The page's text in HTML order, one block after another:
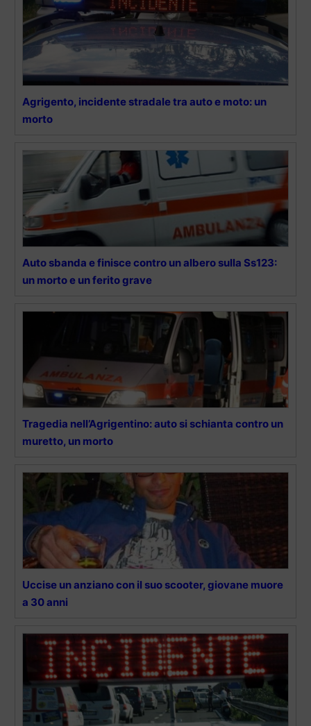
Agrigento, incidente stradale tra auto e moto: un
morto
Auto sbanda e finisce contro un albero sulla Ss123:
un morto e un ferito grave
Tragedia nell’Agrigentino: auto si schianta contro un
muretto, un morto
Uccise un anziano con il suo scooter, giovane muore
a 30 anni